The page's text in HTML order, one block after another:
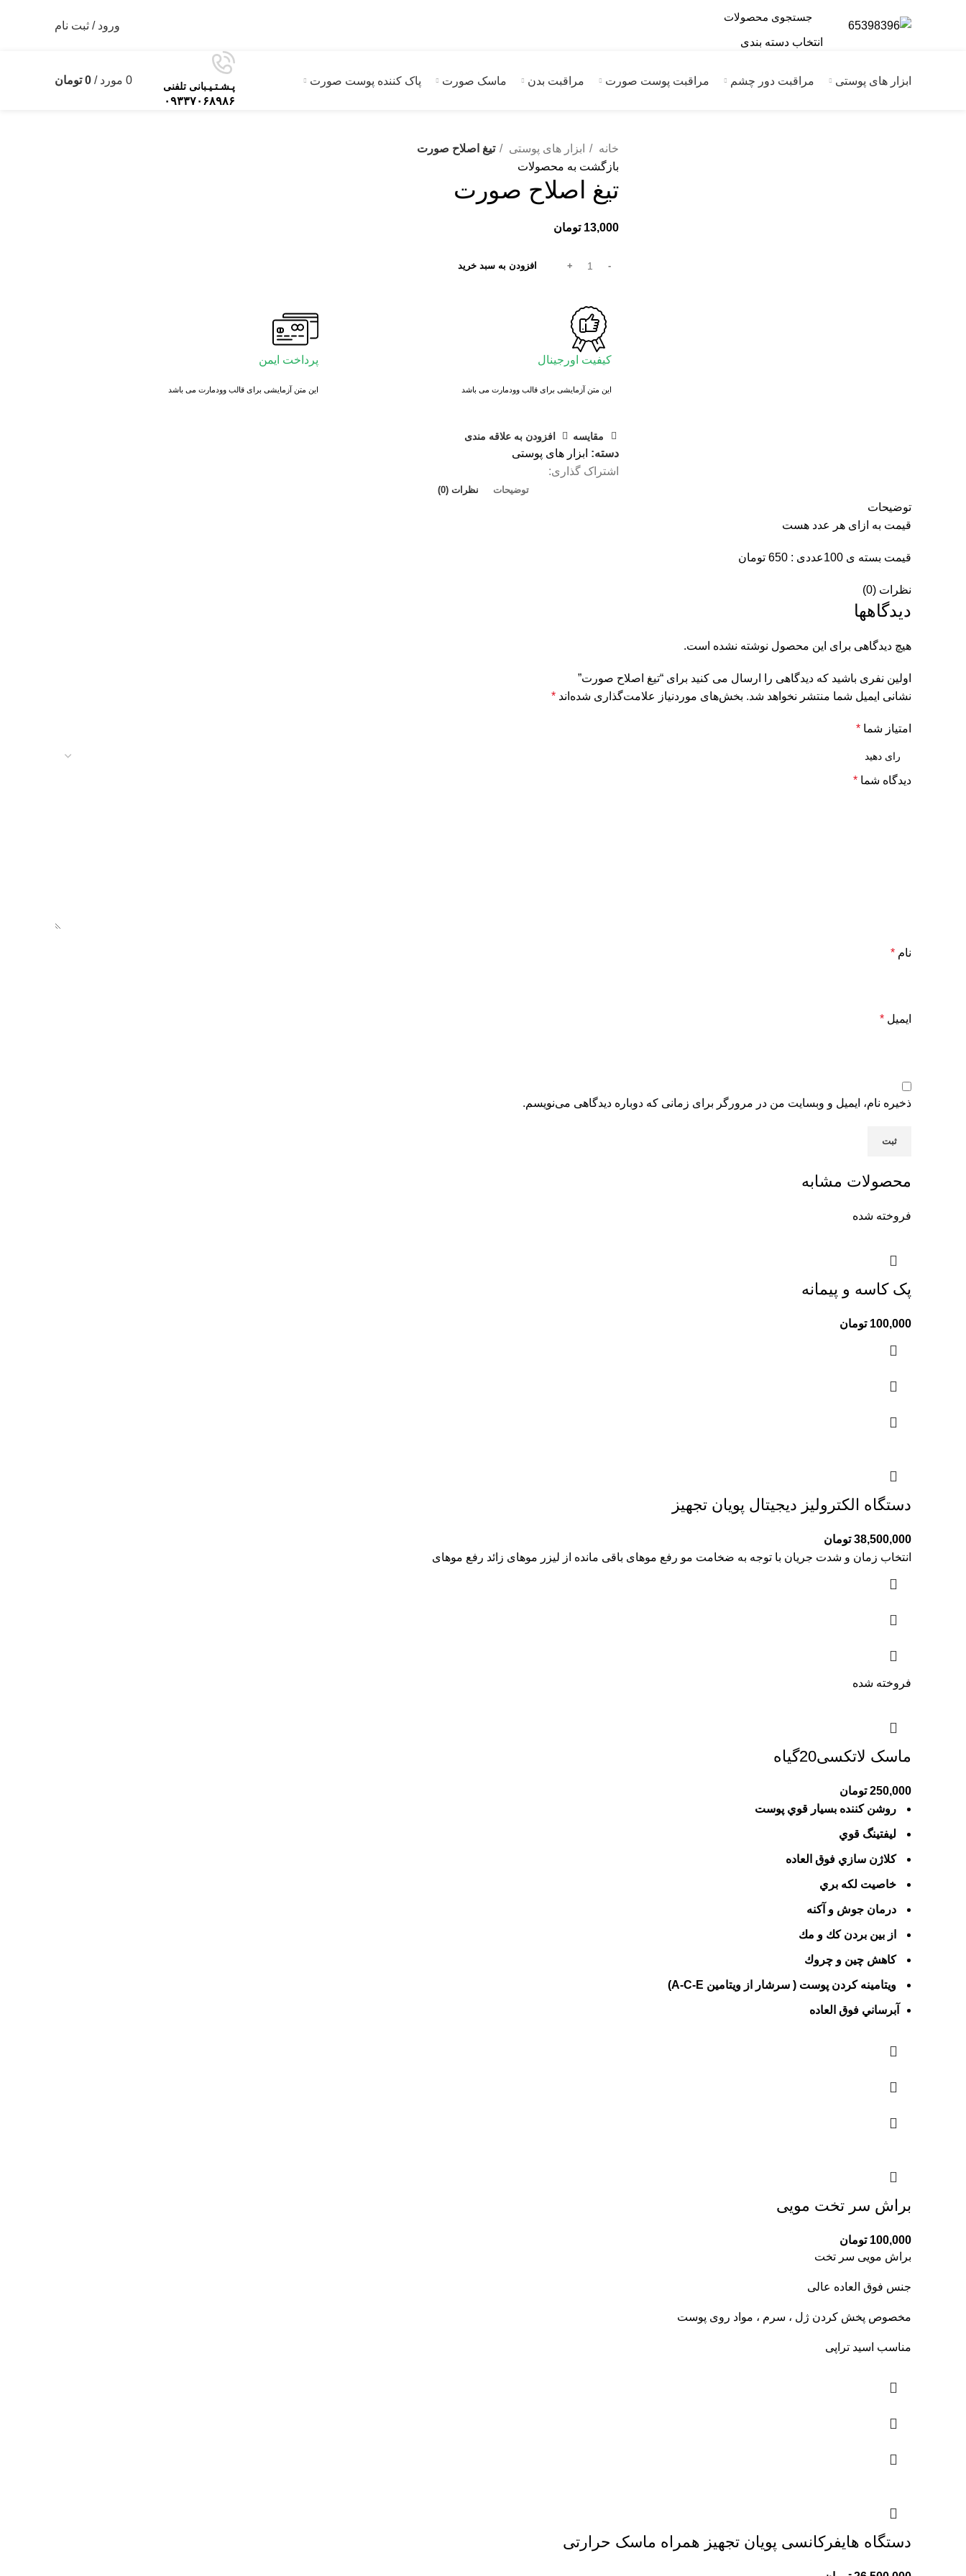
انتخاب دسته بندی
ورود / ثبت نام
ابزار های پوستی مراقبت دور چشم مراقبت پوست صورت مراقبت بدن ماسک صورت پاک کننده پوست صورت پـشـتـیـبانی تلفنی
۰۹۳۳۷۰۶۸۹۸۶
0 مورد /
0 تومان
خانه ابزار های پوستی
تیغ اصلاح صورت
بازگشت به محصولات
تیغ اصلاح صورت
13,000 تومان
افزودن به سبد خرید
کیفیت اورجینال
این متن آزمایشی برای قالب وودمارت می باشد
پرداخت ایمن
این متن آزمایشی برای قالب وودمارت می باشد
مقايسه افزودن به علاقه مندی
دسته: ابزار های پوستی
اشتراک گذاری:
توضیحات نظرات (0)
توضیحات
قیمت به ازای هر عدد هست
قیمت بسته ی 100عددی : 650 تومان
نظرات (0)
دیدگاهها
هیچ دیدگاهی برای این محصول نوشته نشده است.
اولین نفری باشید که دیدگاهی را ارسال می کنید برای “تیغ اصلاح صورت”
نشانی ایمیل شما منتشر نخواهد شد. بخش‌های موردنیاز علامت‌گذاری شده‌اند *
امتیاز شما *
دیدگاه شما *
نام *
ایمیل *
ذخیره نام، ایمیل و وبسایت من در مرورگر برای زمانی که دوباره دیدگاهی می‌نویسم.
محصولات مشابه
فروخته شده
پک کاسه و پیمانه
100,000 تومان
دستگاه الکترولیز دیجیتال پویان تجهیز
38,500,000 تومان
انتخاب زمان و شدت جریان با توجه به ضخامت مو رفع موهای باقی مانده از لیزر موهای زائد رفع موهای
فروخته شده
ماسک لاتکسی20گیاه
250,000 تومان
روشن كننده بسيار قوي پوست
ليفتينگ قوي
كلاژن سازي فوق العاده
خاصيت لكه بري
درمان جوش و آكنه
از بين بردن كك و مك
كاهش چين و چروك
ويتامينه كردن پوست ( سرشار از ويتامين A-C-E)
آبرساني فوق العاده
براش سر تخت مویی
100,000 تومان
براش مویی سر تخت
جنس فوق العاده عالی
مخصوص پخش کردن ژل ، سرم ، مواد روی پوست
مناسب اسید تراپی
دستگاه هایفرکانسی پویان تجهیز همراه ماسک حرارتی